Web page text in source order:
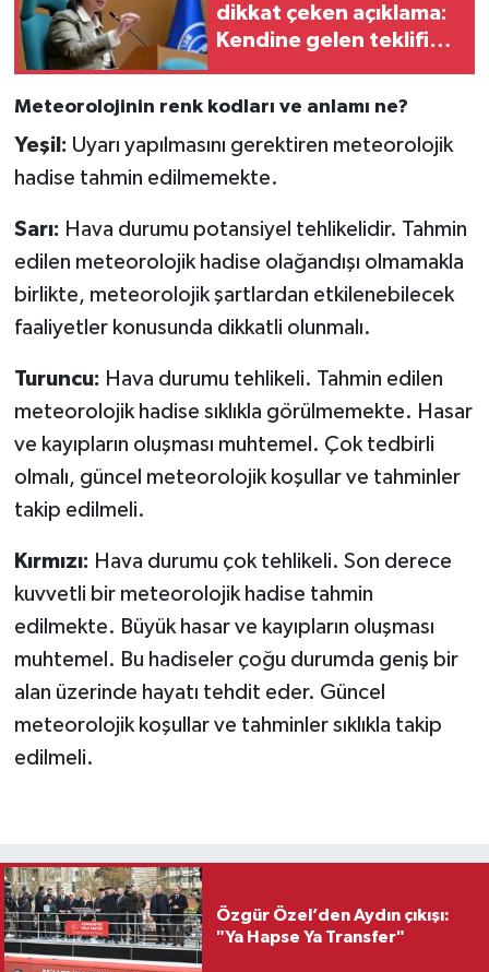
dikkat çeken açıklama:
Kendine gelen teklifi
Meteorolojinin renk kodları ve anlamı ne?
Yeşil: Uyarı yapılmasını gerektiren meteorolojik
hadise tahmin edilmemekte.
Sarı: Hava durumu potansiyel tehlikelidir. Tahmin
edilen meteorolojik hadise olağandışı olmamakla
birlikte, meteorolojik şartlardan etkilenebilecek
faaliyetler konusunda dikkatli olunmalı.
Turuncu: Hava durumu tehlikeli. Tahmin edilen
meteorolojik hadise sıklıkla görülmemekte. Hasar
ve kayıpların oluşması muhtemel. Çok tedbirli
olmalı, güncel meteorolojik koşullar ve tahminler
takip edilmeli.
Kırmızı: Hava durumu çok tehlikeli. Son derece
kuvvetli bir meteorolojik hadise tahmin
edilmekte. Büyük hasar ve kayıpların oluşması
muhtemel. Bu hadiseler çoğu durumda geniş bir
alan üzerinde hayatı tehdit eder. Güncel
meteorolojik koşullar ve tahminler sıklıkla takip
edilmeli.
Özgür Özel’den Aydın çıkışı:
"Ya Hapse Ya Transfer"